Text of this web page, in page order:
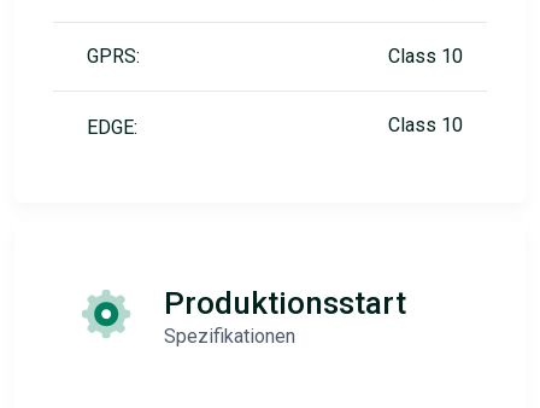
GPRS: Class 10
EDGE: Class 10
Produktionsstart
Spezifikationen